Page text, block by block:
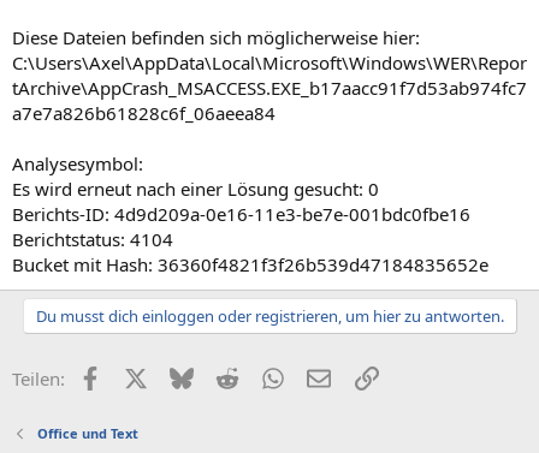
Diese Dateien befinden sich möglicherweise hier:
C:\Users\Axel\AppData\Local\Microsoft\Windows\WER\Repor
tArchive\AppCrash_MSACCESS.EXE_b17aacc91f7d53ab974fc7
a7e7a826b61828c6f_06aeea84
Analysesymbol:
Es wird erneut nach einer Lösung gesucht: 0
Berichts-ID: 4d9d209a-0e16-11e3-be7e-001bdc0fbe16
Berichtstatus: 4104
Bucket mit Hash: 36360f4821f3f26b539d47184835652e
Du musst dich einloggen oder registrieren, um hier zu antworten.
Teilen: FacebookX (Twitter)
BlueskyRedditWhatsApp
E-MailLink
Office und Text